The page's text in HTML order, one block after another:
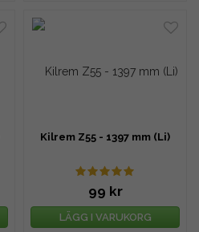
Kilrem Z55 - 1397 mm (Li)
99 kr
LÄGG I VARUKORG